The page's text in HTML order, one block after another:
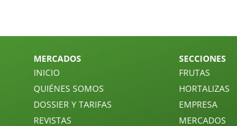
MERCADOS
INICIO
QUIÉNES SOMOS
DOSSIER Y TARIFAS
REVISTAS
SECCIONES
FRUTAS
HORTALIZAS
EMPRESA
MERCADOS